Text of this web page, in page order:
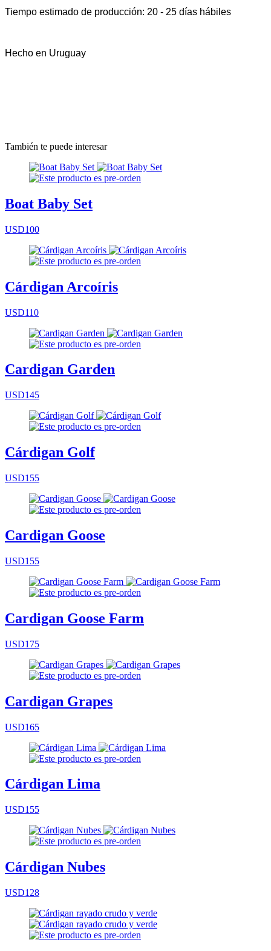
Tiempo estimado de producción: 20 - 25 días hábiles
Hecho en Uruguay
También te puede interesar
Boat Baby Set
USD100
Cárdigan Arcoíris
USD110
Cardigan Garden
USD145
Cárdigan Golf
USD155
Cardigan Goose
USD155
Cardigan Goose Farm
USD175
Cardigan Grapes
USD165
Cárdigan Lima
USD155
Cárdigan Nubes
USD128